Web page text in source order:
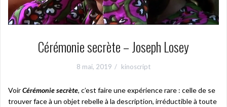
Cérémonie secrète – Joseph Losey
8 mai, 2019 kinoscript
VoirCérémonie secrète, c’est faire une expérience rare : celle de se
trouver face à un objet rebelle à la description, irréductible à toute